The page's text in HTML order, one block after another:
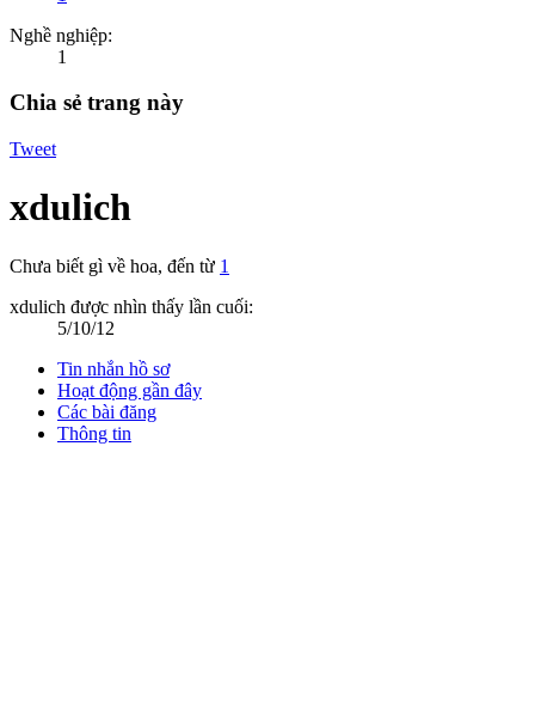
Nghề nghiệp:
1
Chia sẻ trang này
Tweet
xdulich
Chưa biết gì về hoa, đến từ 1
xdulich được nhìn thấy lần cuối:
5/10/12
Tin nhắn hồ sơ
Hoạt động gần đây
Các bài đăng
Thông tin